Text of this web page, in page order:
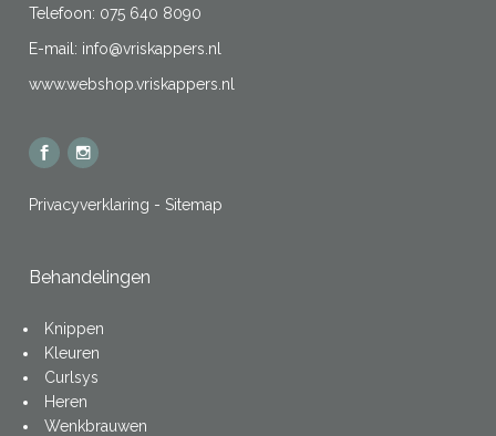
Telefoon: 075 640 8090
E-mail: info@vriskappers.nl
www.webshop.vriskappers.nl
Privacyverklaring - Sitemap
Behandelingen
Knippen
Kleuren
Curlsys
Heren
Wenkbrauwen